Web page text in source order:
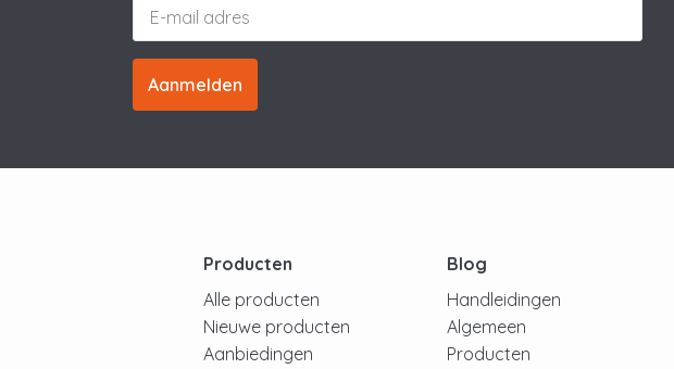
Aanmelden
Producten
Alle producten
Nieuwe producten
Aanbiedingen
Blog
Handleidingen
Algemeen
Producten